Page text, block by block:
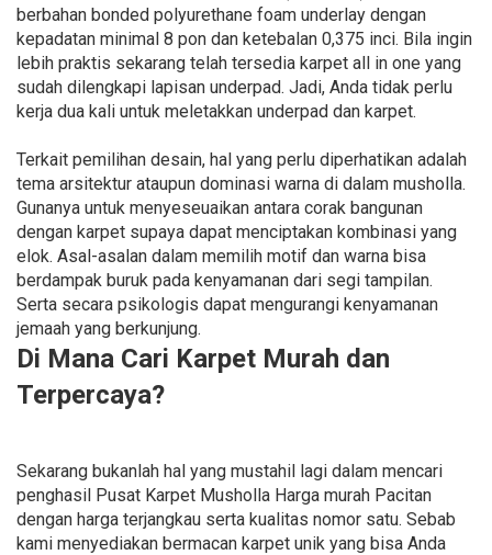
berbahan bonded polyurethane foam underlay dengan
kepadatan minimal 8 pon dan ketebalan 0,375 inci. Bila ingin
lebih praktis sekarang telah tersedia karpet all in one yang
sudah dilengkapi lapisan underpad. Jadi, Anda tidak perlu
kerja dua kali untuk meletakkan underpad dan karpet.
Terkait pemilihan desain, hal yang perlu diperhatikan adalah
tema arsitektur ataupun dominasi warna di dalam musholla.
Gunanya untuk menyeseuaikan antara corak bangunan
dengan karpet supaya dapat menciptakan kombinasi yang
elok. Asal-asalan dalam memilih motif dan warna bisa
berdampak buruk pada kenyamanan dari segi tampilan.
Serta secara psikologis dapat mengurangi kenyamanan
jemaah yang berkunjung.
Di Mana Cari Karpet Murah dan
Terpercaya?
Sekarang bukanlah hal yang mustahil lagi dalam mencari
penghasil Pusat Karpet Musholla Harga murah Pacitan
dengan harga terjangkau serta kualitas nomor satu. Sebab
kami menyediakan bermacan karpet unik yang bisa Anda